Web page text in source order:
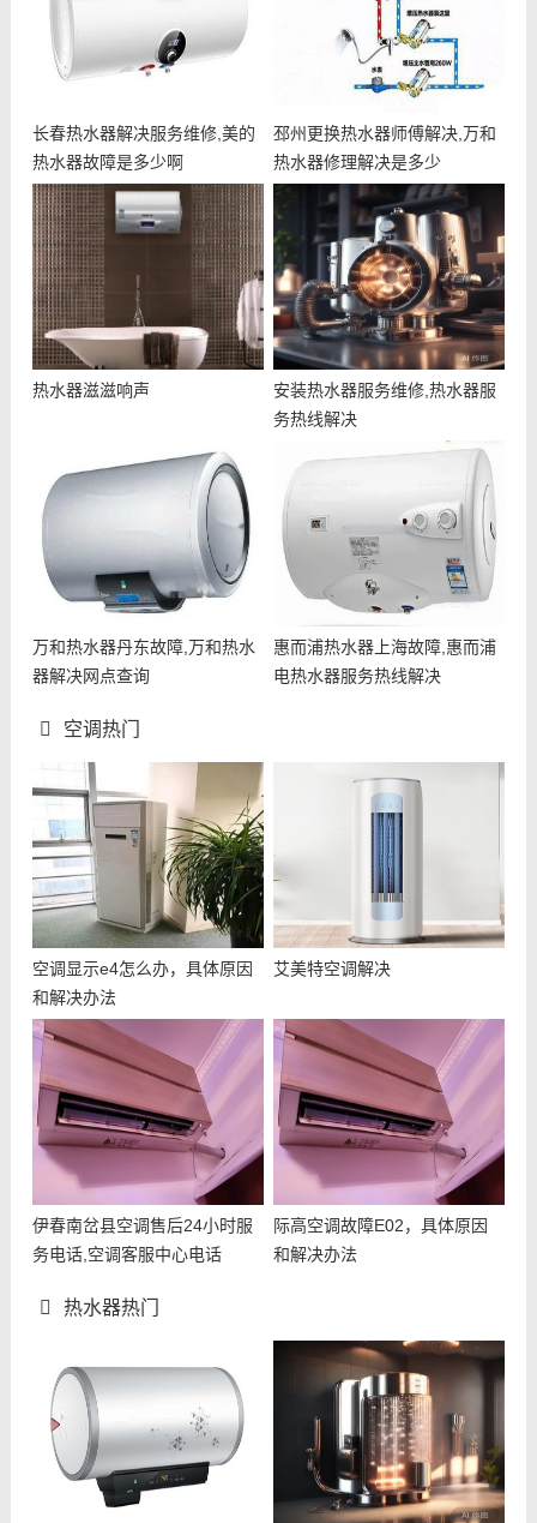
长春热水器解决服务维修,美的
热水器故障是多少啊
邳州更换热水器师傅解决,万和
热水器修理解决是多少
热水器滋滋响声
安装热水器服务维修,热水器服
务热线解决
万和热水器丹东故障,万和热水
器解决网点查询
惠而浦热水器上海故障,惠而浦
电热水器服务热线解决
空调热门
空调显示e4怎么办，具体原因
和解决办法
艾美特空调解决
伊春南岔县空调售后24小时服
务电话,空调客服中心电话
际高空调故障E02，具体原因
和解决办法
热水器热门